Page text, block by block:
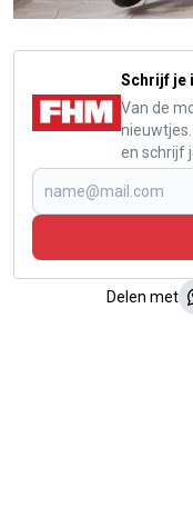
Schrijf je
Van de
en schrijf
Delen met